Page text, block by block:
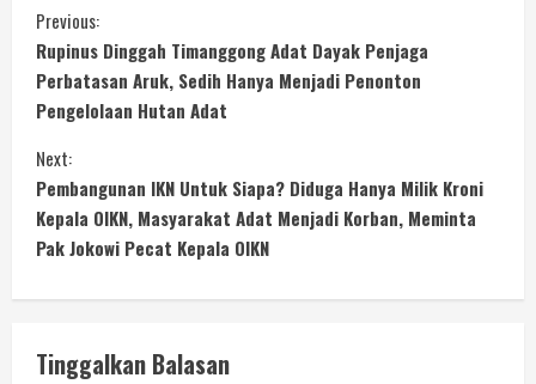
C
o
n
t
i
Previous:
Rupinus Dinggah Timanggong Adat Dayak Penjaga
Perbatasan Aruk, Sedih Hanya Menjadi Penonton
Pengelolaan Hutan Adat
Next:
Pembangunan IKN Untuk Siapa? Diduga Hanya Milik Kroni
Kepala OIKN, Masyarakat Adat Menjadi Korban, Meminta
Pak Jokowi Pecat Kepala OIKN
Tinggalkan Balasan